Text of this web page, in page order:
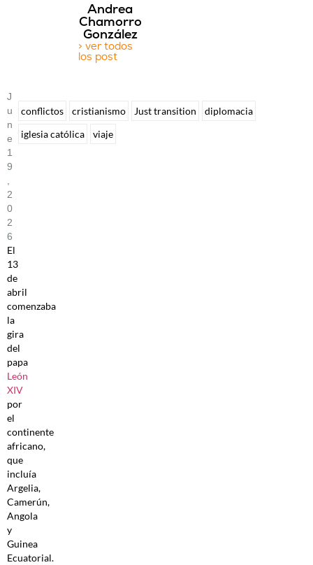
Andrea
Chamorro
González
> ver todos
los post
J
U
N
E
1
9
2
0
2
6
El
13
de
abril
comenzaba
la
gira
del
papa
León
XIV
por
el
continente
africano,
que
incluía
Argelia,
Camerún,
Angola
y
Guinea
Ecuatorial.
conflictos cristianismo Just transition
diplomacia
iglesia católica
viaje